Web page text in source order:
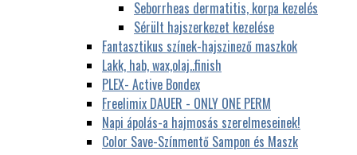
Seborrheas dermatitis, korpa kezelés
Sérült hajszerkezet kezelése
Fantasztikus színek-hajszinező maszkok
Lakk, hab, wax,olaj..finish
PLEX- Active Bondex
Freelimix DAUER - ONLY ONE PERM
Napi ápolás-a hajmosás szerelmeseinek!
Color Save-Színmentő Sampon és Maszk